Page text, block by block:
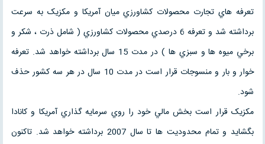
تعرفه هاي تجارت محصولات کشاورزي ميان آمريکا و مکزيک به سرعت
برداشته شد و تعرفه 6 درصدي محصولات کشاورزي ( شامل ذرت ، شکر و
برخي ميوه ها و سبزي ها ) در مدت 15 سال برداشته خواهد شد. تعرفه
خوار و بار و منسوجات قرار است در مدت 10 سال در هر سه کشور حذف
شود.
مکزيک قرار است بخش مالي خود را روي سرمايه گذاري آمريکا و کانادا
بگشايد و تمام محدوديت ها تا سال 2007 برداشته خواهد شد. تاکنون